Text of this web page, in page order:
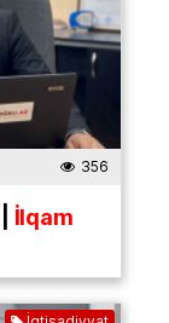
356
İlqam